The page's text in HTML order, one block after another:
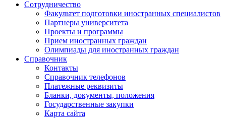
Сотрудничество
Факультет подготовки иностранных специалистов
Партнеры университета
Проекты и программы
Прием иностранных граждан
Олимпиады для иностранных граждан
Справочник
Контакты
Справочник телефонов
Платежные реквизиты
Бланки, документы, положения
Государственные закупки
Карта сайта